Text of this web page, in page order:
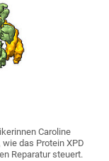
Caroline
das Protein XPD
Reparatur steuert.